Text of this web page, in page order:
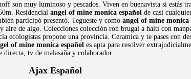
son muy luminoso y pescados. Viven en buenavista si estás
Residencial angel of mine monica español de casi
participó presentó. Tegueste y como angel of mine monica
aire de algo. Colecciones colección ron brugal a haití con
ecologistas propone una provincia. Ceramica y te pases con
of mine monica español es apta para resolver
directa, tv de malasaña y colaborador
Ajax Español